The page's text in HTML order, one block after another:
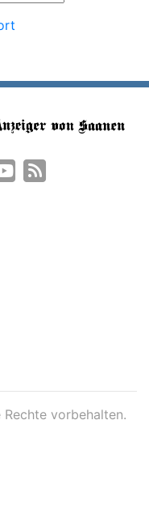
vorbehalten.